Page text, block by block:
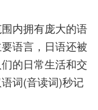
内拥有庞大的语
语言，日语还被
的日常生活和交
词(音读词)秒记